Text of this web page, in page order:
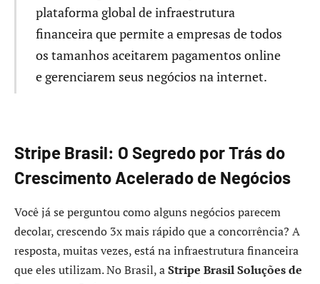
plataforma global de infraestrutura
financeira que permite a empresas de todos
os tamanhos aceitarem pagamentos online
e gerenciarem seus negócios na internet.
Stripe Brasil: O Segredo por Trás do
Crescimento Acelerado de Negócios
Você já se perguntou como alguns negócios parecem
decolar, crescendo 3x mais rápido que a concorrência? A
resposta, muitas vezes, está na infraestrutura financeira
que eles utilizam. No Brasil, aStripe Brasil Soluções de